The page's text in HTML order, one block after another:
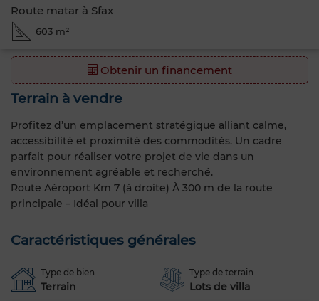
Route matar à Sfax
603 m²
Obtenir un financement
Terrain à vendre
Profitez d’un emplacement stratégique alliant calme,
accessibilité et proximité des commodités. Un cadre
parfait pour réaliser votre projet de vie dans un
environnement agréable et recherché.
Route Aéroport Km 7 (à droite) À 300 m de la route
principale – Idéal pour villa
Caractéristiques générales
Type de bien
Terrain
Type de terrain
Lots de villa